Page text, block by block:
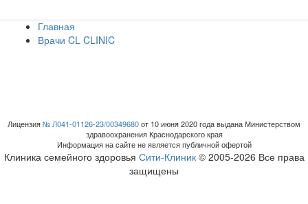
Главная
Врачи CL CLINIC
Лицензия№ Л041-01126-23/00349680от 10 июня 2020 года выдана Министерством
здравоохранения Краснодарского края
Информация на сайте не является публичной офертой
Клиника семейного здоровья Сити-Клиник© 2005-2026 Все права
защищены